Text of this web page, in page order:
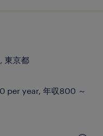
東京都
per year, 年収800 ～